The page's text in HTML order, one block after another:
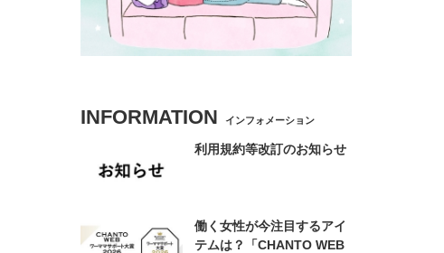
INFORMATION インフォメーション
利用規約等改訂のお知らせ
働く女性が今注目するアイ
テムは？「CHANTO WEB